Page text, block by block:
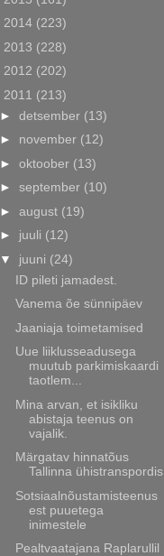
2014 (223)
2013 (228)
2012 (202)
2011 (213)
► detsember (13)
► november (12)
► oktoober (13)
► september (10)
► august (19)
► juuli (12)
▼ juuni (24)
ID pileti jamadest.
Vanema õe sünnipäev
Jaaniaja toimetamised
Uue liiklusseadusega
muutub parkimiskaardi
taotlem...
Mina arvan, et isikliku
abistaja teenus on
vajalik.
Märgatav hinnatõus
Tallinna ühistranspordis
Sotsiaalnõustamisteenus
est puuetega
inimestele
Pealtvaatajana Raplarullil